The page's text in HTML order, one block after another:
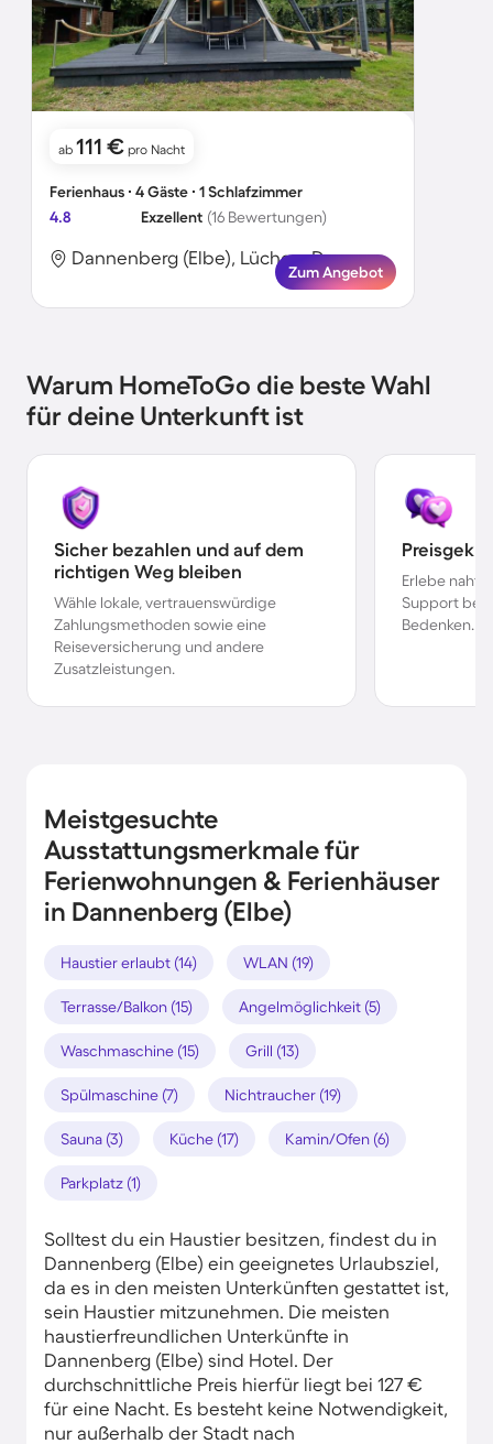
ab 111 € pro Nacht
Ferienhaus ∙ 4 Gäste ∙ 1 Schlafzimmer
4.8
Exzellent (16 Bewertungen)
Dannenberg (Elbe), Lüchow-Dannenberg, Deutschland
Zum Angebot
Warum HomeToGo die beste Wahl
für deine Unterkunft ist
Sicher bezahlen und auf dem
richtigen Weg bleiben
Wähle lokale, vertrauenswürdige
Zahlungsmethoden sowie eine
Reiseversicherung und andere
Zusatzleistungen.
Erlebe
Support bei
Bedenken.
Meistgesuchte
Ausstattungsmerkmale für
Ferienwohnungen & Ferienhäuser
in Dannenberg (Elbe)
Haustier erlaubt (14) WLAN (19)
Terrasse/Balkon (15) Angelmöglichkeit (5)
Waschmaschine (15) Grill (13)
Spülmaschine (7) Nichtraucher (19)
Sauna (3) Küche (17) Kamin/Ofen (6)
Parkplatz (1)
Solltest du ein Haustier besitzen, findest du in
Dannenberg (Elbe) ein geeignetes Urlaubsziel,
da es in den meisten Unterkünften gestattet ist,
sein Haustier mitzunehmen. Die meisten
haustierfreundlichen Unterkünfte in
Dannenberg (Elbe) sind Hotel. Der
durchschnittliche Preis hierfür liegt bei 127 €
für eine Nacht. Es besteht keine Notwendigkeit,
nur außerhalb der Stadt nach